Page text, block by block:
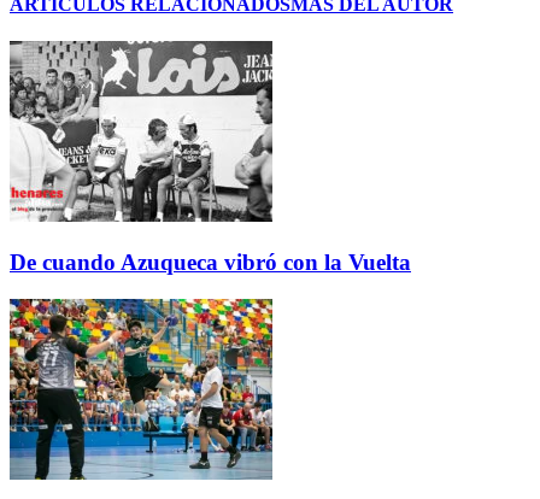
ARTÍCULOS RELACIONADOSMÁS DEL AUTOR
De cuando Azuqueca vibró con la Vuelta